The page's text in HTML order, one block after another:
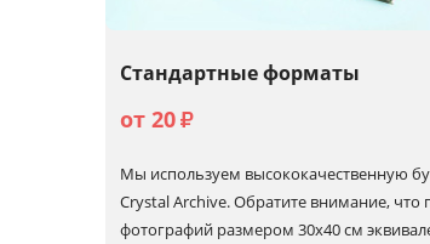
Стандартные форматы
от 20₽
Мы используем высококачественную
Crystal Archive. Обратите внимание, что
фотографий размером 30х40 см